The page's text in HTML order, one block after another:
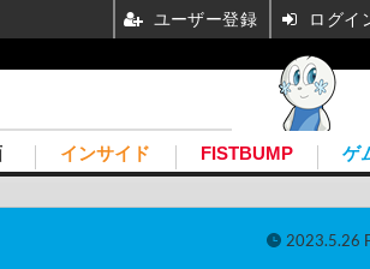
インサイド FISTBUMP ゲ
2023.5.26
ユーザー登録 ログイ